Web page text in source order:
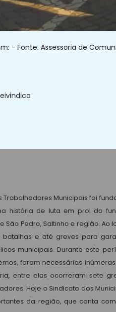
- Fonte: Assessoria de
Trabalhadores Municipais foi
história de luta em prol do
São Pedro, Saltinho e região.
batalhas e até greves para
municipais. Durante este
foram necessárias
entre elas ocorreram sete
Hoje o Sindicato dos
da região, que conta